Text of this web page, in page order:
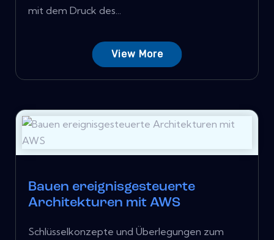
mit dem Druck des...
View More
Bauen ereignisgesteuerte
Architekturen mit AWS
Schlüsselkonzepte und Überlegungen zum